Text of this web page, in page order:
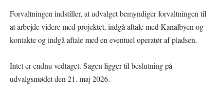
Forvaltningen indstiller, at udvalget bemyndiger forvaltningen til
at arbejde videre med projektet, indgå aftale med Kanalbyen og
kontakte og indgå aftale med en eventuel operatør af pladsen.
Intet er endnu vedtaget. Sagen ligger til beslutning på
udvalgsmødet den 21. maj 2026.